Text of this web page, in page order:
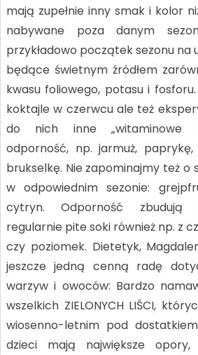
mają zupełnie inny smak i kolor
nabywane poza danym
przykładowo początek sezonu na
będące świetnym źródłem
kwasu foliowego, potasu i
koktajle w czerwcu ale też
do nich inne „witaminowe
odporność, np. jarmuż, paprykę,
brukselkę. Nie zapominajmy też o
w odpowiednim sezonie:
cytryn. Odporność zbudują
regularnie pite soki również np. z
czy poziomek. Dietetyk,
jeszcze jedną cenną radę
warzyw i owoców: Bardzo
wszelkich ZIELONYCH LIŚCI,
wiosenno-letnim pod
dzieci mają największe opory,